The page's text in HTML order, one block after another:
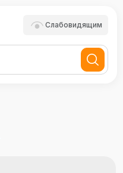
Слабовидящим